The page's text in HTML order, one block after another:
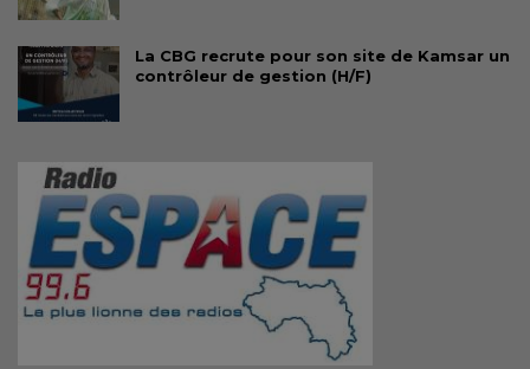
La CBG recrute pour son site de Kamsar un
contrôleur de gestion (H/F)